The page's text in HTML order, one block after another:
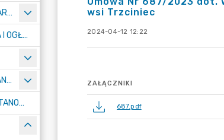
ZAMÓWIENIA PUBLICZNE, PRZETARGI, KONKURSY
ZAWIADOMIENIA, OBWIESZCZENIA I OGŁOSZENIA
PLANOWANIE I ZAGOSPODAROWANIE PRZESTRZENNE
PRACA - KONKURSY NA WOLNE STANOWISKA
wsi Trzciniec
2024-04-12 12:22
ZAŁĄCZNIKI
687.pdf